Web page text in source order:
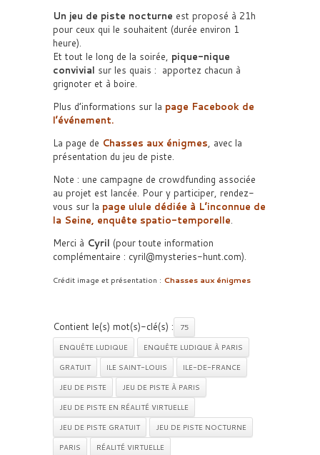
Un jeu de piste nocturne est proposé à 21h
pour ceux qui le souhaitent (durée environ 1
heure).
Et tout le long de la soirée, pique-nique
convivial sur les quais : apportez chacun à
grignoter et à boire.
Plus d’informations sur la page Facebook de
l’événement.
La page de Chasses aux énigmes, avec la
présentation du jeu de piste.
Note : une campagne de crowdfunding associée
au projet est lancée. Pour y participer, rendez-
vous sur la page ulule dédiée à L’inconnue de
la Seine, enquête spatio-temporelle.
Merci à Cyril (pour toute information
complémentaire : cyril@mysteries-hunt.com).
Crédit image et présentation : Chasses aux énigmes
Contient le(s) mot(s)-clé(s) :
75
ENQUÊTE LUDIQUE
ENQUÊTE LUDIQUE À PARIS
GRATUIT
ILE SAINT-LOUIS
ILE-DE-FRANCE
JEU DE PISTE
JEU DE PISTE À PARIS
JEU DE PISTE EN RÉALITÉ VIRTUELLE
JEU DE PISTE GRATUIT
JEU DE PISTE NOCTURNE
PARIS
RÉALITÉ VIRTUELLE